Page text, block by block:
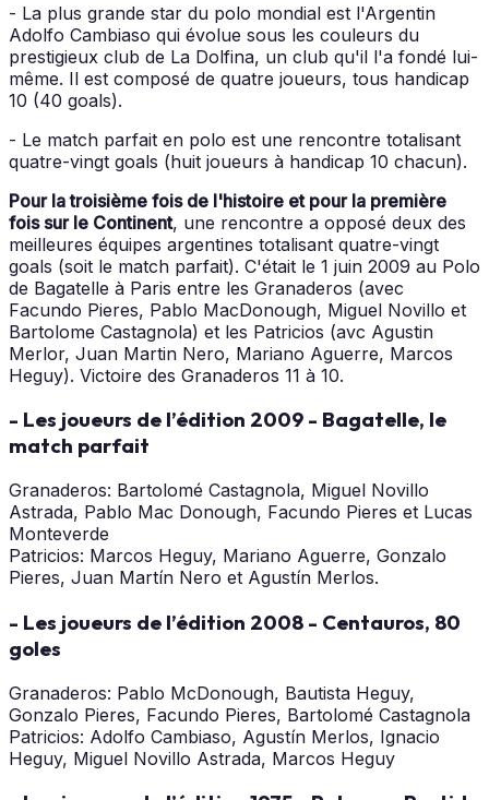
- La plus grande star du polo mondial est l'Argentin
Adolfo Cambiaso qui évolue sous les couleurs du
prestigieux club de La Dolfina, un club qu'il l'a fondé lui-
même. Il est composé de quatre joueurs, tous handicap
10 (40 goals).
- Le match parfait en polo est une rencontre totalisant
quatre-vingt goals (huit joueurs à handicap 10 chacun).
Pour la troisième fois de l'histoire et pour la première
fois sur le Continent, une rencontre a opposé deux des
meilleures équipes argentines totalisant quatre-vingt
goals (soit le match parfait). C'était le 1 juin 2009 au Polo
de Bagatelle à Paris entre les Granaderos (avec
Facundo Pieres, Pablo MacDonough, Miguel Novillo et
Bartolome Castagnola) et les Patricios (avc Agustin
Merlor, Juan Martin Nero, Mariano Aguerre, Marcos
Heguy). Victoire des Granaderos 11 à 10.
- Les joueurs de l’édition 2009 - Bagatelle, le
match parfait
Granaderos: Bartolomé Castagnola, Miguel Novillo
Astrada, Pablo Mac Donough, Facundo Pieres et Lucas
Monteverde
Patricios: Marcos Heguy, Mariano Aguerre, Gonzalo
Pieres, Juan Martín Nero et Agustín Merlos.
- Les joueurs de l’édition 2008 - Centauros, 80
goles
Granaderos: Pablo McDonough, Bautista Heguy,
Gonzalo Pieres, Facundo Pieres, Bartolomé Castagnola
Patricios: Adolfo Cambiaso, Agustín Merlos, Ignacio
Heguy, Miguel Novillo Astrada, Marcos Heguy